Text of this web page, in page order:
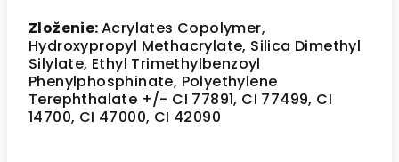
Zloženie:Acrylates Copolymer,
Hydroxypropyl Methacrylate, Silica Dimethyl
Silylate, Ethyl Trimethylbenzoyl
Phenylphosphinate, Polyethylene
Terephthalate +/- CI 77891, CI 77499, CI
14700, CI 47000, CI 42090